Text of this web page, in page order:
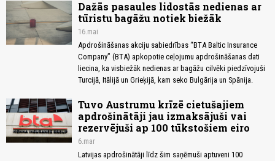
Dažās pasaules lidostās nedienas ar
tūristu bagāžu notiek biežāk
16.mai
Apdrošināšanas akciju sabiedrības “BTA Baltic Insurance
Company” (BTA) apkopotie ceļojumu apdrošināšanas dati
liecina, ka visbiežāk nedienas ar bagāžu cilvēki piedzīvojuši
Turcijā, Itālijā un Grieķijā, kam seko Bulgārija un Spānija.
Tuvo Austrumu krīzē cietušajiem
apdrošinātāji jau izmaksājuši vai
rezervējuši ap 100 tūkstošiem eiro
6.mar
Latvijas apdrošinātāji līdz šim saņēmuši aptuveni 100